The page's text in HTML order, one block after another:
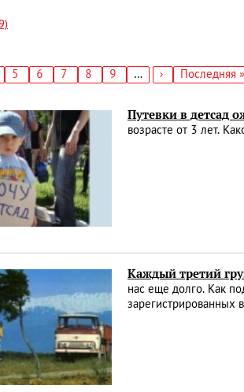
Страница
5 Страница
6 Страница
7 Страница
8 Страница
9 …
Следующая
›
Последняя
Последняя »
Путевки в детсад
возрасте от 3 лет.
Каждый третий
нас еще долго. Как
зарегистрированных